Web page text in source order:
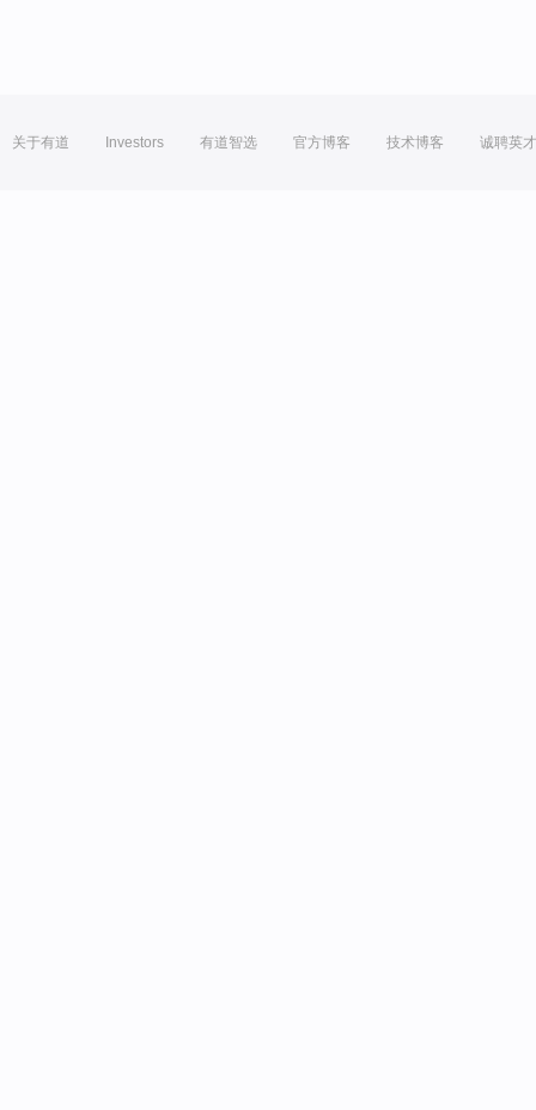
关于有道 Investors 有道智选 官方博客 技术博客 诚聘英才